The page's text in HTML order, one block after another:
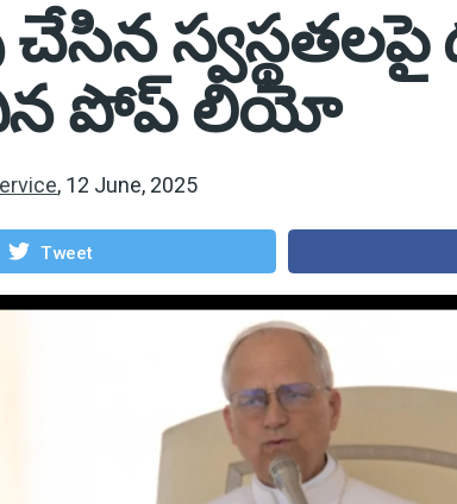
చేసిన స్వస్థతలపై
పోప్ లియో
, 12 June, 2025
Tweet